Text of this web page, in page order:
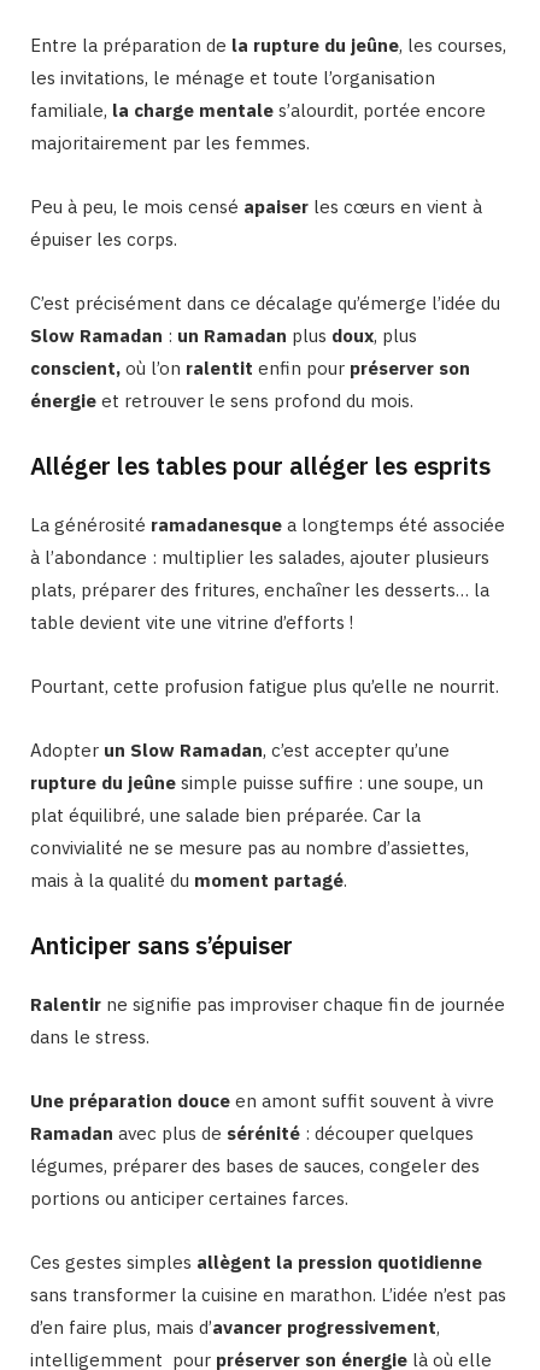
Entre la préparation de la rupture du jeûne, les courses,
les invitations, le ménage et toute l’organisation
familiale, la charge mentale s’alourdit, portée encore
majoritairement par les femmes.
Peu à peu, le mois censé apaiser les cœurs en vient à
épuiser les corps.
C’est précisément dans ce décalage qu’émerge l’idée du
Slow Ramadan : un Ramadan plus doux, plus
conscient, où l’on ralentit enfin pour préserver son
énergie et retrouver le sens profond du mois.
Alléger les tables pour alléger les esprits
La générosité ramadanesque a longtemps été associée
à l’abondance : multiplier les salades, ajouter plusieurs
plats, préparer des fritures, enchaîner les desserts… la
table devient vite une vitrine d’efforts !
Pourtant, cette profusion fatigue plus qu’elle ne nourrit.
Adopter un Slow Ramadan, c’est accepter qu’une
rupture du jeûne simple puisse suffire : une soupe, un
plat équilibré, une salade bien préparée. Car la
convivialité ne se mesure pas au nombre d’assiettes,
mais à la qualité du moment partagé.
Anticiper sans s’épuiser
Ralentir ne signifie pas improviser chaque fin de journée
dans le stress.
Une préparation douce en amont suffit souvent à vivre
Ramadan avec plus de sérénité : découper quelques
légumes, préparer des bases de sauces, congeler des
portions ou anticiper certaines farces.
Ces gestes simples allègent la pression quotidienne
sans transformer la cuisine en marathon. L’idée n’est pas
d’en faire plus, mais d’avancer progressivement,
intelligemment pour préserver son énergie là où elle